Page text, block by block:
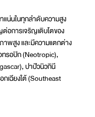
แน่นในทุกลำดับความสูง
อการเจริญเติบโตของ
พสูง และมีความแตกต่าง
รอปิก (Neotropic),
ปาปัวนิวกินี
กเฉียงใต้ (Southeast